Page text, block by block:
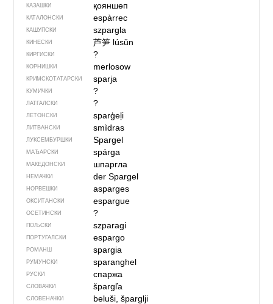
КАЗАШКИ қояншөп
КАТАЛОНСКИ espàrrec
КАШУПСКИ szpargla
КИНЕСКИ 芦笋 lúsǔn
КИРГИСКИ ?
КОРНИШКИ merlosow
КРИМСКОТАТАРСКИ sparja
КУМИЧКИ ?
ЛАТГАЛСКИ ?
ЛЕТОНСКИ sparģeļi
ЛИТВАНСКИ smìdras
ЛУКСЕМБУРШКИ Spargel
МАЂАРСКИ spárga
МАКЕДОНСКИ шпаргла
НЕМАЧКИ der Spargel
НОРВЕШКИ asparges
ОКСИТАНСКИ espargue
ОСЕТИНСКИ ?
ПОЉСКИ szparagi
ПОРТУГАЛСКИ espargo
РОМАНШ spargia
РУМУНСКИ sparanghel
РУСКИ спаржа
СЛОВАЧКИ špargľa
СЛОВЕНАЧКИ beluši, šparglji